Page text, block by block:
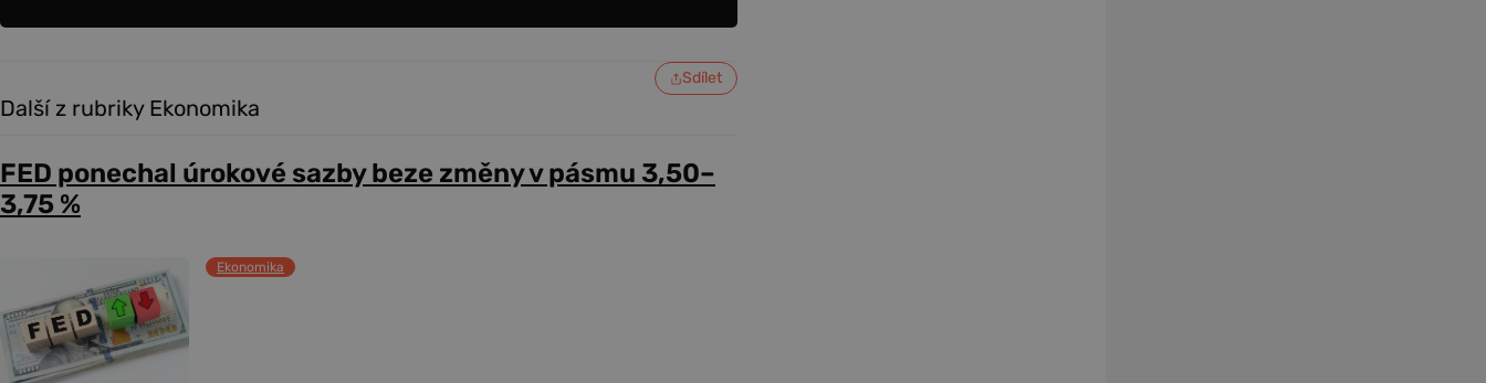
Sdílet
Další z rubriky Ekonomika
FED ponechal úrokové sazby beze změny v pásmu 3,50–
3,75 %
Ekonomika